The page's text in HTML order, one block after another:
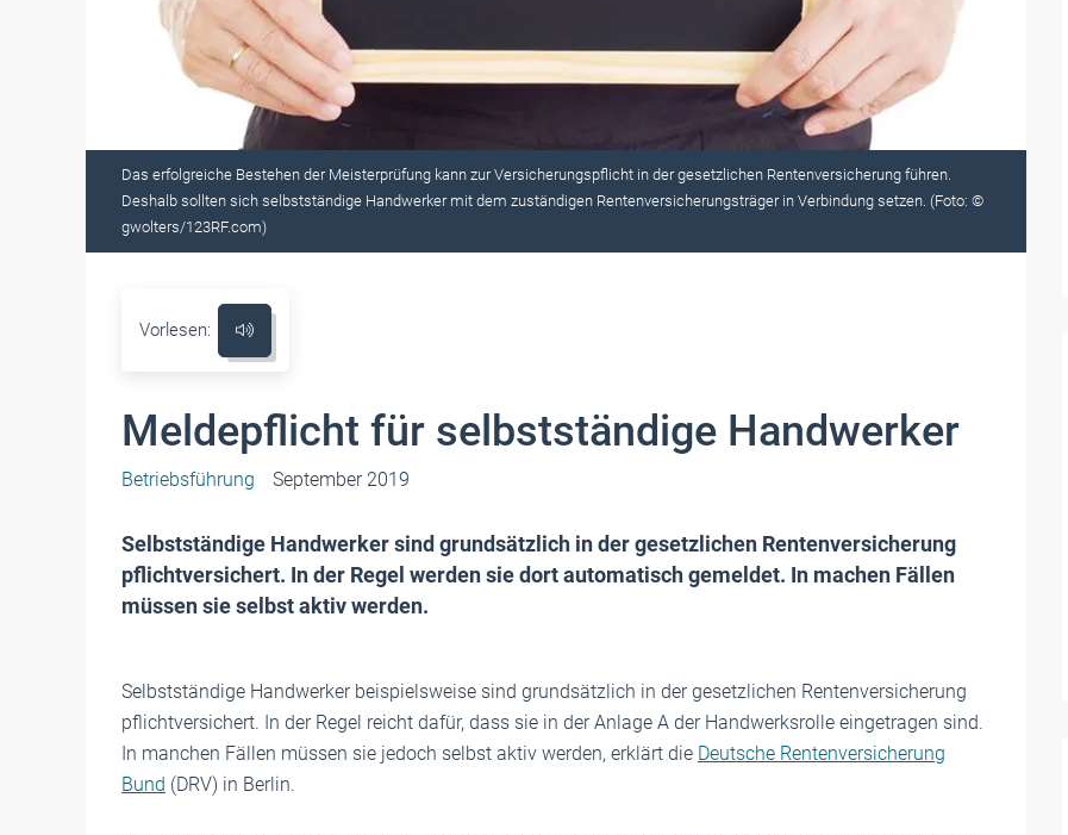
Das erfolgreiche Bestehen der Meisterprüfung kann zur Versicherungspflicht in der gesetzlichen Rentenversicherung führen.
Deshalb sollten sich selbstständige Handwerker mit dem zuständigen Rentenversicherungsträger in Verbindung setzen. (Foto: ©
gwolters/123RF.com)
Vorlesen:
Meldepflicht für selbstständige Handwerker
Betriebsführung September 2019
Selbstständige Handwerker sind grundsätzlich in der gesetzlichen Rentenversicherung
pflichtversichert. In der Regel werden sie dort automatisch gemeldet. In machen Fällen
müssen sie selbst aktiv werden.
Selbstständige Handwerker beispielsweise sind grundsätzlich in der gesetzlichen Rentenversicherung
pflichtversichert. In der Regel reicht dafür, dass sie in der Anlage A der Handwerksrolle eingetragen sind.
In manchen Fällen müssen sie jedoch selbst aktiv werden, erklärt die Deutsche Rentenversicherung
Bund (DRV) in Berlin.